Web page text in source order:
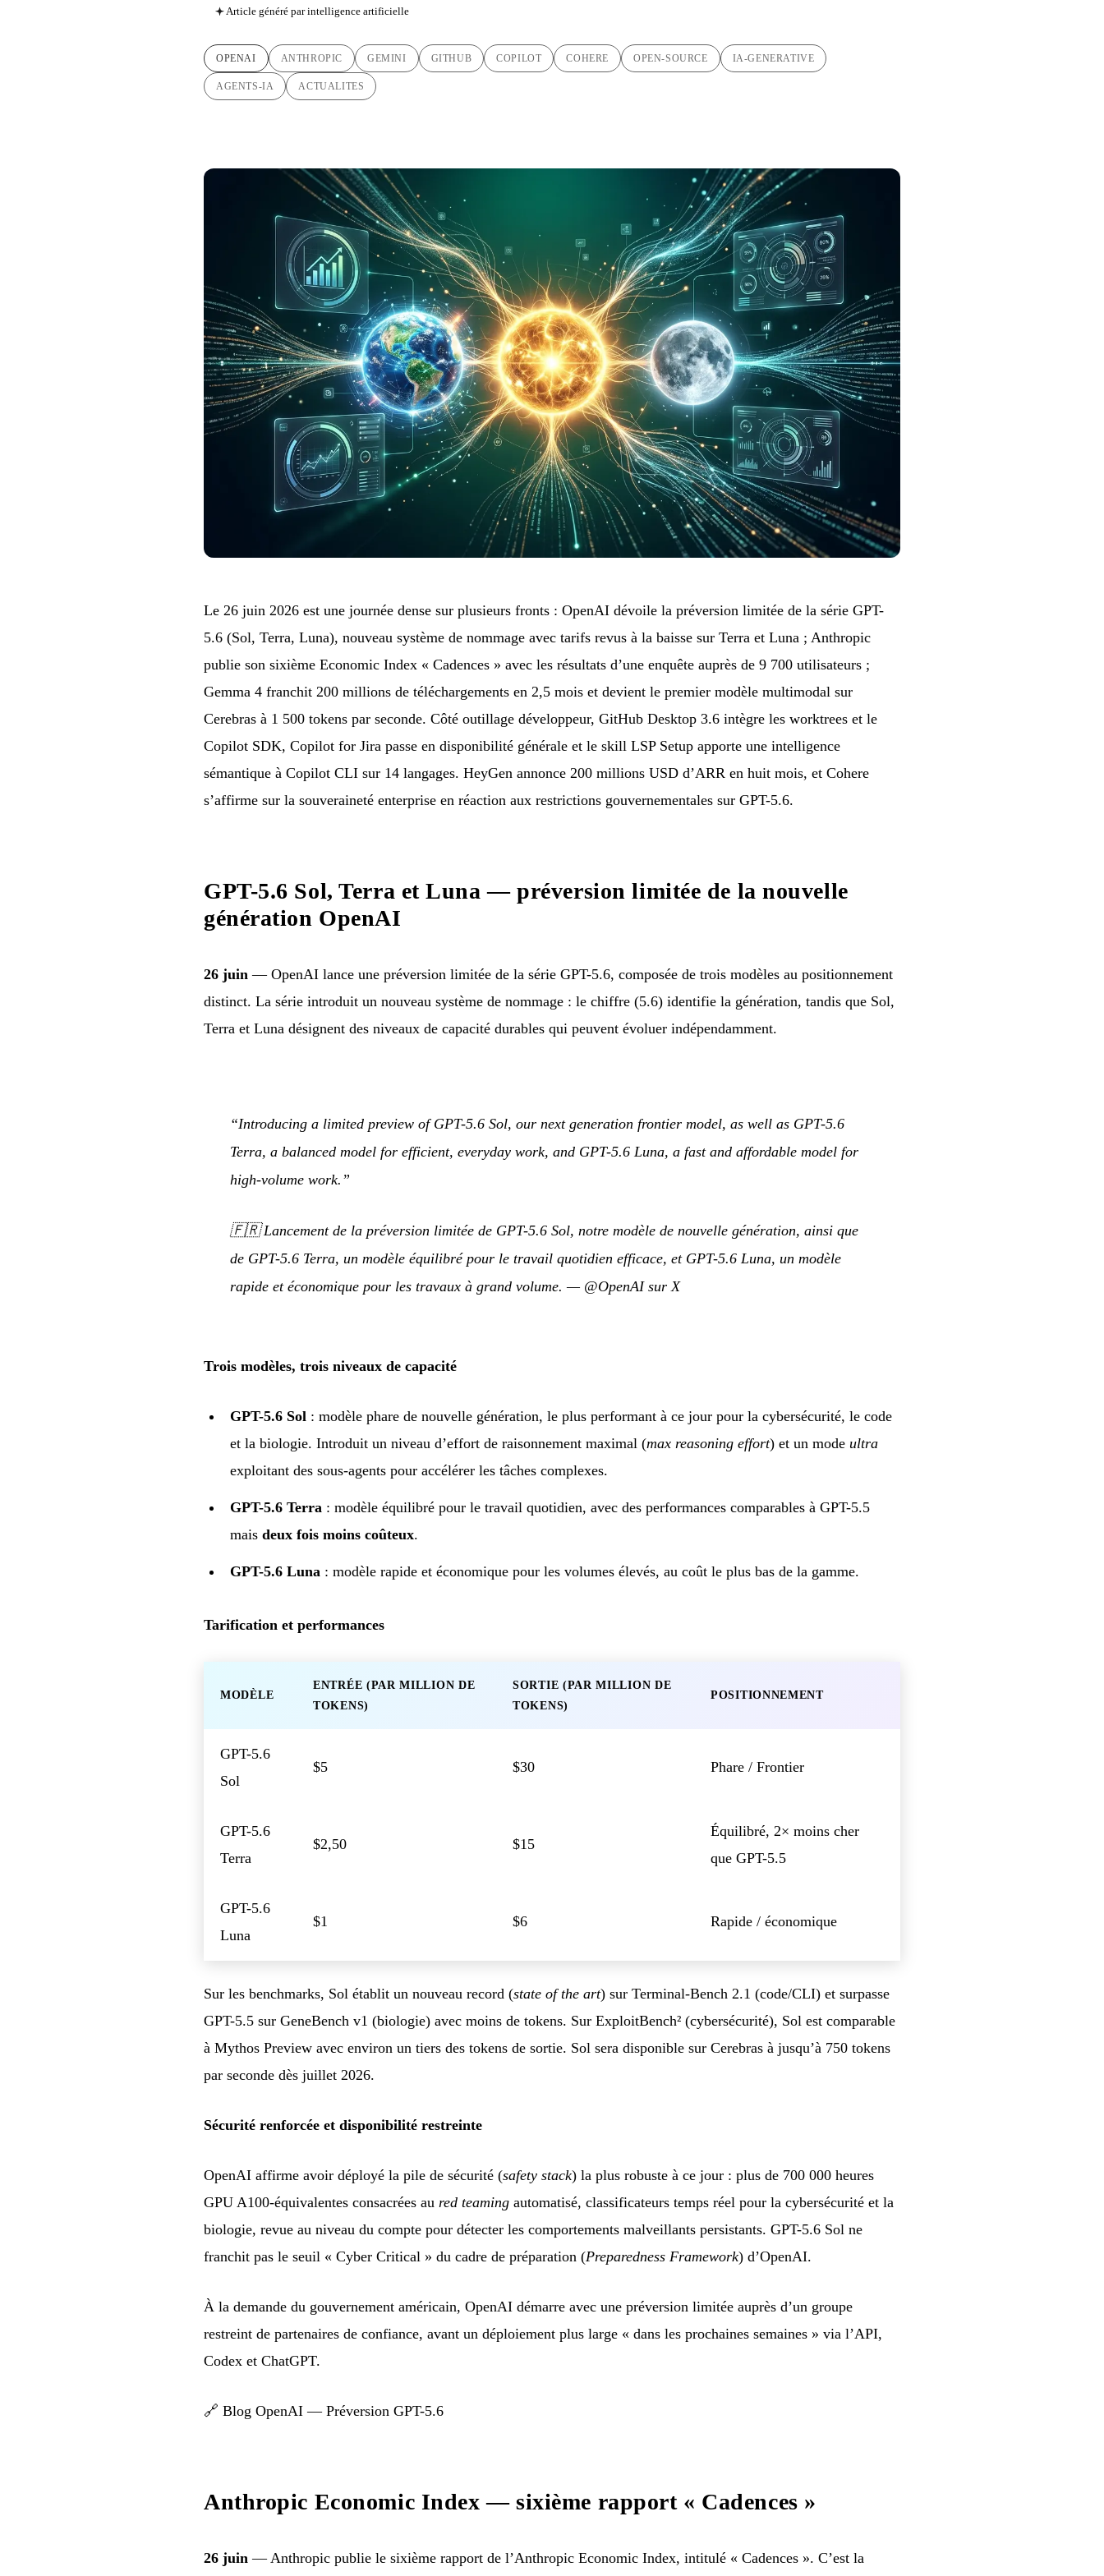
Article généré par intelligence artificielle
OPENAI ANTHROPIC GEMINI GITHUB COPILOT COHERE OPEN-SOURCE IA-GENERATIVE
AGENTS-IA ACTUALITES
Le 26 juin 2026 est une journée dense sur plusieurs fronts : OpenAI dévoile la préversion limitée de la série GPT-
5.6 (Sol, Terra, Luna), nouveau système de nommage avec tarifs revus à la baisse sur Terra et Luna ; Anthropic
publie son sixième Economic Index « Cadences » avec les résultats d’une enquête auprès de 9 700 utilisateurs ;
Gemma 4 franchit 200 millions de téléchargements en 2,5 mois et devient le premier modèle multimodal sur
Cerebras à 1 500 tokens par seconde. Côté outillage développeur, GitHub Desktop 3.6 intègre les worktrees et le
Copilot SDK, Copilot for Jira passe en disponibilité générale et le skill LSP Setup apporte une intelligence
sémantique à Copilot CLI sur 14 langages. HeyGen annonce 200 millions USD d’ARR en huit mois, et Cohere
s’affirme sur la souveraineté enterprise en réaction aux restrictions gouvernementales sur GPT-5.6.
GPT-5.6 Sol, Terra et Luna — préversion limitée de la nouvelle
génération OpenAI
26 juin — OpenAI lance une préversion limitée de la série GPT-5.6, composée de trois modèles au positionnement
distinct. La série introduit un nouveau système de nommage : le chiffre (5.6) identifie la génération, tandis que Sol,
Terra et Luna désignent des niveaux de capacité durables qui peuvent évoluer indépendamment.
“Introducing a limited preview of GPT-5.6 Sol, our next generation frontier model, as well as GPT-5.6
Terra, a balanced model for efficient, everyday work, and GPT-5.6 Luna, a fast and affordable model for
high-volume work.”
🇫🇷Lancement de la préversion limitée de GPT-5.6 Sol, notre modèle de nouvelle génération, ainsi que
de GPT-5.6 Terra, un modèle équilibré pour le travail quotidien efficace, et GPT-5.6 Luna, un modèle
rapide et économique pour les travaux à grand volume. — @OpenAI sur X
Trois modèles, trois niveaux de capacité
GPT-5.6 Sol : modèle phare de nouvelle génération, le plus performant à ce jour pour la cybersécurité, le code
et la biologie. Introduit un niveau d’effort de raisonnement maximal (max reasoning effort) et un mode ultra
exploitant des sous-agents pour accélérer les tâches complexes.
GPT-5.6 Terra : modèle équilibré pour le travail quotidien, avec des performances comparables à GPT-5.5
mais deux fois moins coûteux.
GPT-5.6 Luna : modèle rapide et économique pour les volumes élevés, au coût le plus bas de la gamme.
Tarification et performances
MODÈLE
ENTRÉE (PAR MILLION DE
TOKENS)
SORTIE (PAR MILLION DE
TOKENS)
POSITIONNEMENT
GPT-5.6
Sol
$5 $30 Phare / Frontier
GPT-5.6
Terra
$2,50 $15
Équilibré, 2× moins cher
que GPT-5.5
GPT-5.6
Luna
$1 $6 Rapide / économique
Sur les benchmarks, Sol établit un nouveau record (state of the art) sur Terminal-Bench 2.1 (code/CLI) et surpasse
GPT-5.5 sur GeneBench v1 (biologie) avec moins de tokens. Sur ExploitBench² (cybersécurité), Sol est comparable
à Mythos Preview avec environ un tiers des tokens de sortie. Sol sera disponible sur Cerebras à jusqu’à 750 tokens
par seconde dès juillet 2026.
Sécurité renforcée et disponibilité restreinte
OpenAI affirme avoir déployé la pile de sécurité (safety stack) la plus robuste à ce jour : plus de 700 000 heures
GPU A100-équivalentes consacrées au red teaming automatisé, classificateurs temps réel pour la cybersécurité et la
biologie, revue au niveau du compte pour détecter les comportements malveillants persistants. GPT-5.6 Sol ne
franchit pas le seuil « Cyber Critical » du cadre de préparation (Preparedness Framework) d’OpenAI.
À la demande du gouvernement américain, OpenAI démarre avec une préversion limitée auprès d’un groupe
restreint de partenaires de confiance, avant un déploiement plus large « dans les prochaines semaines » via l’API,
Codex et ChatGPT.
🔗 Blog OpenAI — Préversion GPT-5.6
Anthropic Economic Index — sixième rapport « Cadences »
26 juin — Anthropic publie le sixième rapport de l’Anthropic Economic Index, intitulé « Cadences ». C’est la